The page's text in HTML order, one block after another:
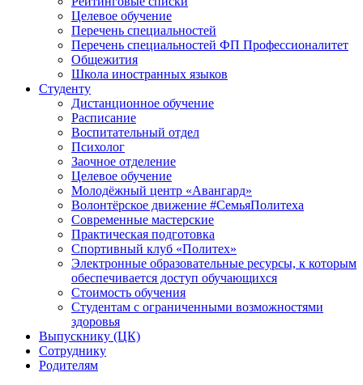
Целевое обучение
Перечень специальностей
Перечень специальностей ФП Профессионалитет
Общежития
Школа иностранных языков
Студенту
Дистанционное обучение
Расписание
Воспитательный отдел
Психолог
Заочное отделение
Целевое обучение
Молодёжный центр «Авангард»
Волонтёрское движение #СемьяПолитеха
Современные мастерские
Практическая подготовка
Спортивный клуб «Политех»
Электронные образовательные ресурсы, к которым
обеспечивается доступ обучающихся
Стоимость обучения
Студентам с ограниченными возможностями
здоровья
Выпускнику (ЦК)
Сотруднику
Родителям